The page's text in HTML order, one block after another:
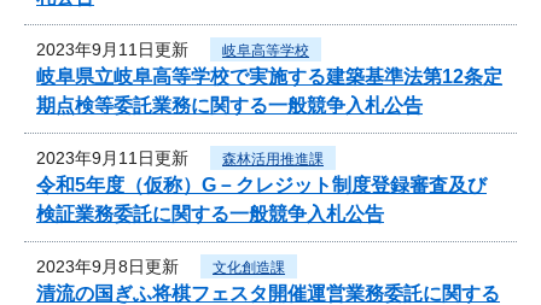
2023年9月11日更新 岐阜高等学校
岐阜県立岐阜高等学校で実施する建築基準法第12条定
期点検等委託業務に関する一般競争入札公告
2023年9月11日更新 森林活用推進課
令和5年度（仮称）G－クレジット制度登録審査及び
検証業務委託に関する一般競争入札公告
2023年9月8日更新 文化創造課
清流の国ぎふ将棋フェスタ開催運営業務委託に関する